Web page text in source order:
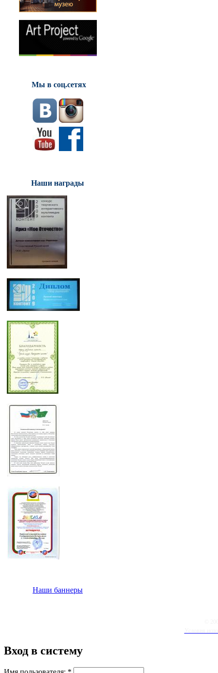
Мы в соц.сетях
Наши награды
Наши баннеры
Вход в систему